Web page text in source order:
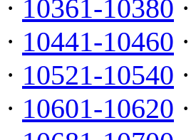
· 10361-10380 ·
· 10441-10460 ·
· 10521-10540 ·
· 10601-10620 ·